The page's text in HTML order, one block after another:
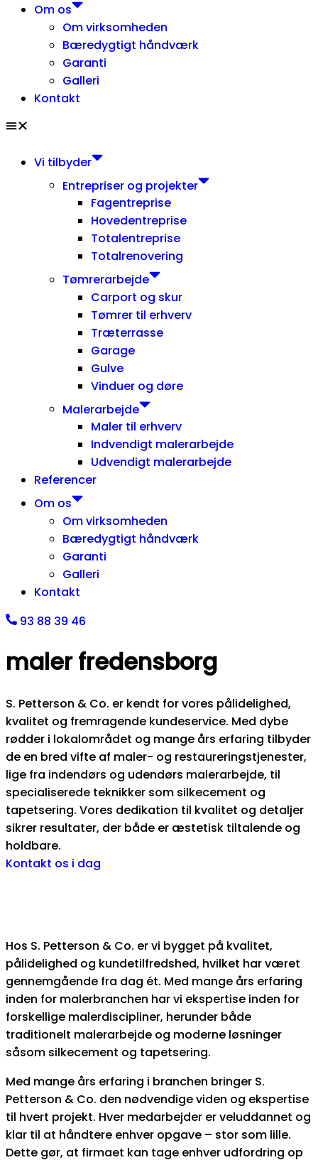
Om os
Om virksomheden
Bæredygtigt håndværk
Garanti
Galleri
Kontakt
Vi tilbyder
Entrepriser og projekter
Fagentreprise
Hovedentreprise
Totalentreprise
Totalrenovering
Tømrerarbejde
Carport og skur
Tømrer til erhverv
Træterrasse
Garage
Gulve
Vinduer og døre
Malerarbejde
Maler til erhverv
Indvendigt malerarbejde
Udvendigt malerarbejde
Referencer
Om os
Om virksomheden
Bæredygtigt håndværk
Garanti
Galleri
Kontakt
93 88 39 46
maler fredensborg
S. Petterson & Co. er kendt for vores pålidelighed,
kvalitet og fremragende kundeservice. Med dybe
rødder i lokalområdet og mange års erfaring tilbyder
de en bred vifte af maler- og restaureringstjenester,
lige fra indendørs og udendørs malerarbejde, til
specialiserede teknikker som silkecement og
tapetsering. Vores dedikation til kvalitet og detaljer
sikrer resultater, der både er æstetisk tiltalende og
holdbare.
Kontakt os i dag
Hos S. Petterson & Co. er vi bygget på kvalitet,
pålidelighed og kundetilfredshed, hvilket har været
gennemgående fra dag ét. Med mange års erfaring
inden for malerbranchen har vi ekspertise inden for
forskellige malerdiscipliner, herunder både
traditionelt malerarbejde og moderne løsninger
såsom silkecement og tapetsering.
Med mange års erfaring i branchen bringer S.
Petterson & Co. den nødvendige viden og ekspertise
til hvert projekt. Hver medarbejder er veluddannet og
klar til at håndtere enhver opgave – stor som lille.
Dette gør, at firmaet kan tage enhver udfordring op